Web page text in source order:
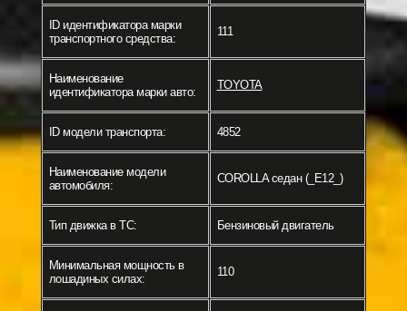
ID идентификатора марки
транспортного средства:
111
Наименование
идентификатора марки авто:
TOYOTA
ID модели транспорта: 4852
Наименование модели
автомобиля:
COROLLA седан (_E12_)
Тип движка в ТС: Бензиновый двигатель
Минимальная мощность в
лошадиных силах:
110